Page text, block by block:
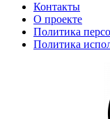
Контакты
О проекте
Политика
Политика